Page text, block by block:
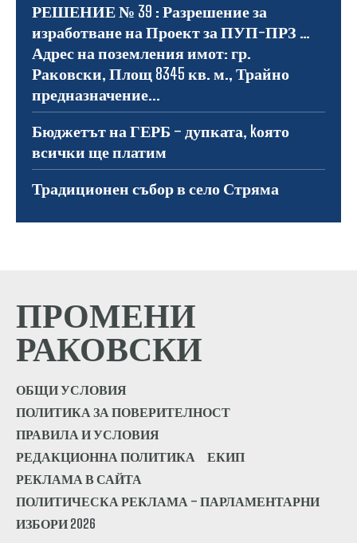
РЕШЕНИЕ № 39 : Разрешение за
изработване на Проект за ПУП-ПРЗ …
Адрес на поземления имот: гр.
Раковски, Площ 8345 кв. м., Трайно
предназначение...
Бюджетът на ГЕРБ – дупката, kоято
всички ще платим
Традиционен събор в село Стряма
ПРОМЕНИ
РАКОВСКИ
ОБЩИ УСЛОВИЯ
ПОЛИТИКА ЗА ПОВЕРИТЕЛНОСТ
ПРАВИЛА И УСЛОВИЯ
РЕДАКЦИОННА ПОЛИТИКА
ЕКИП
РЕКЛАМА В САЙТА
ПОЛИТИЧЕСКА РЕКЛАМА – ПАРЛАМЕНТАРНИ
ИЗБОРИ 2026